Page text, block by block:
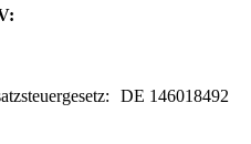
DE 146018492